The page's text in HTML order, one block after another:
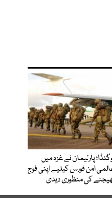
پارلیمان نے غزہ میں
امن فورس کیلیے اپنی فوج
کی منظوری دیدی